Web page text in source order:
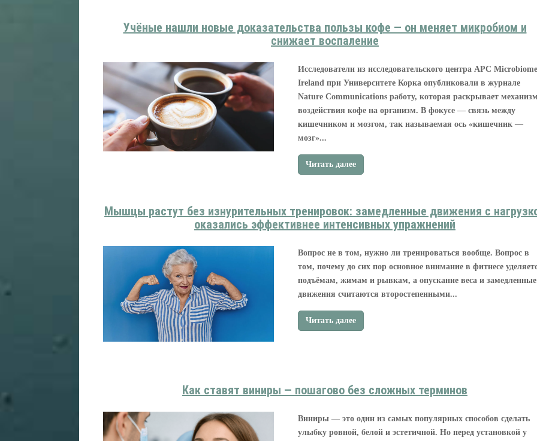
Учёные нашли новые доказательства пользы кофе — он меняет микробиом и
снижает воспаление
Исследователи из исследовательского центра APC Microbiome
Ireland при Университете Корка опубликовали в журнале
Nature Communications работу, которая раскрывает
воздействия кофе на организм. В фокусе — связь между
кишечником и мозгом, так называемая ось «кишечник —
мозг»...
Читать далее
Мышцы растут без изнурительных тренировок: замедленные движения с
оказались эффективнее интенсивных упражнений
Вопрос не в том, нужно ли тренироваться вообще. Вопрос в
том, почему до сих пор основное внимание в фитнесе
подъёмам, жимам и рывкам, а опускание веса и замедленные
движения считаются второстепенными...
Читать далее
Как ставят виниры — пошагово без сложных терминов
Виниры — это один из самых популярных способов сделать
улыбку ровной, белой и эстетичной. Но перед установкой у